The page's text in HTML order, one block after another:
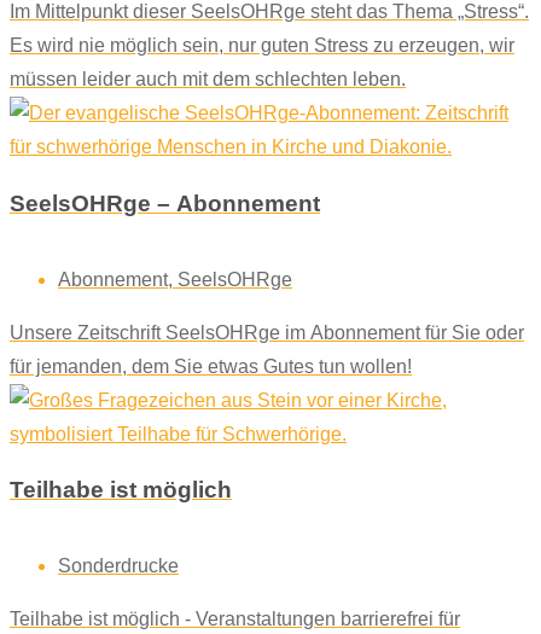
Im Mittelpunkt dieser SeelsOHRge steht das Thema „Stress“.
Es wird nie möglich sein, nur guten Stress zu erzeugen, wir
müssen leider auch mit dem schlechten leben.
SeelsOHRge – Abonnement
Abonnement, SeelsOHRge
Unsere Zeitschrift SeelsOHRge im Abonnement für Sie oder
für jemanden, dem Sie etwas Gutes tun wollen!
Teilhabe ist möglich
Sonderdrucke
Teilhabe ist möglich - Veranstaltungen barrierefrei für